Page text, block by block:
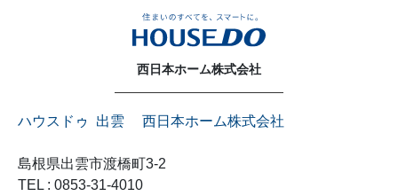
西日本ホーム株式会社
ハウスドゥ 出雲 西日本ホーム株式会社
島根県出雲市渡橋町3-2
TEL : 0853-31-4010